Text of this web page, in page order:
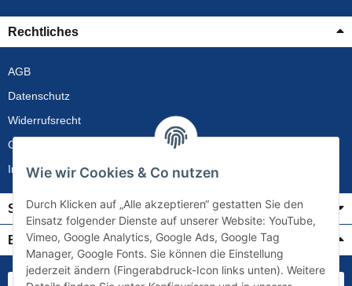
Rechtliches
AGB
Datenschutz
Widerrufsrecht
Gewährleistung
Impressum
Service
Bezahlung & Versand
Wie wir Cookies & Co nutzen
Durch Klicken auf „Alle akzeptieren“ gestatten Sie den
Einsatz folgender Dienste auf unserer Website: YouTube,
Vimeo, Google Analytics, Google Ads, Google Tag
Manager, Google Fonts. Sie können die Einstellung
jederzeit ändern (Fingerabdruck-Icon links unten). Weitere